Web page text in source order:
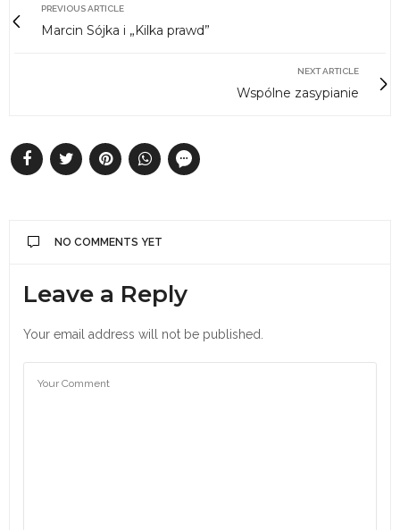
PREVIOUS ARTICLE
Marcin Sójka i „Kilka prawd”
NEXT ARTICLE
Wspólne zasypianie
NO COMMENTS YET
Leave a Reply
Your email address will not be published.